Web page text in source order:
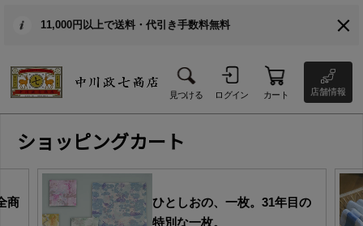
11,000円以上で送料・代引き手数料無料
見つける ログイン カート 店舗情報
ショッピングカート
商
ひとしおの、一枚。31年目の
特別な一枚。